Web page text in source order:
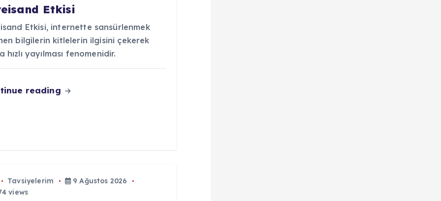
Etkisi
Etkisi, internette sansürlenmek
bilgilerin kitlelerin ilgisini çekerek
hızlı yayılması fenomenidir.
reading
Tavsiyelerim
9 Ağustos 2026
views